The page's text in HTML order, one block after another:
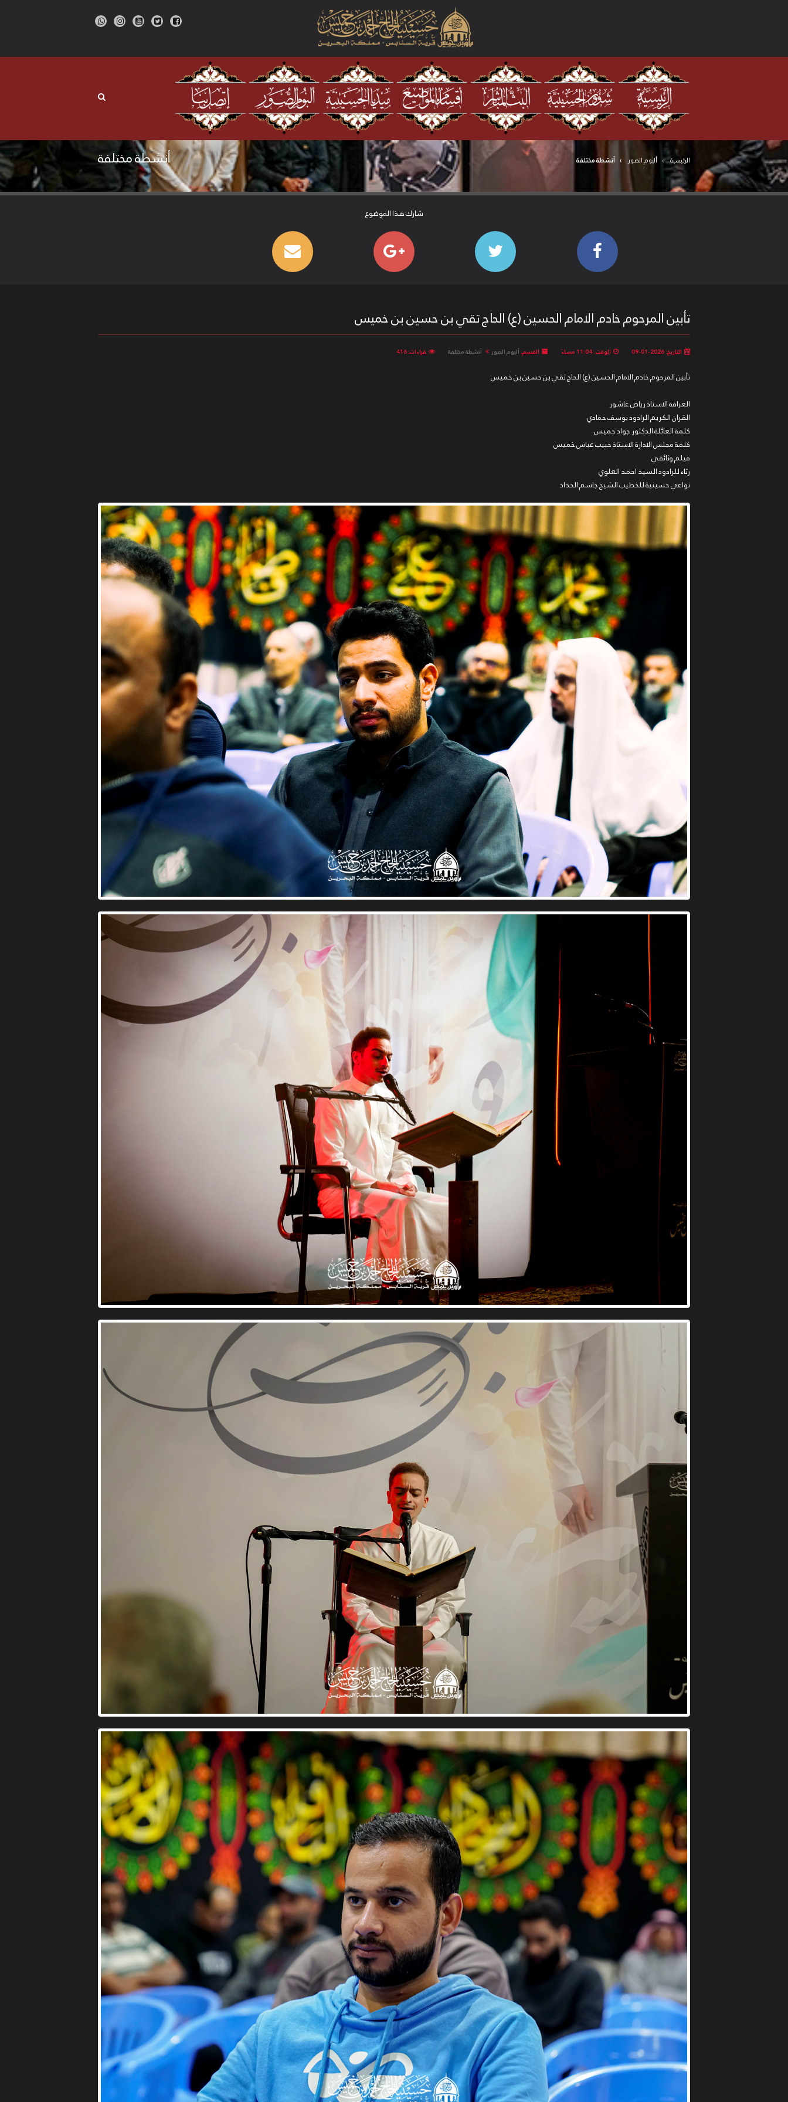
الرئيسية ألبوم الصور أنشطة مختلفة أنشطة مختلفة
شارك هذا الموضوع
تأبين المرحوم خادم الامام الحسين (ع) الحاج تقي بن حسين بن خميس
التاريخ: 2026-01-09 الوقت: 11:04 مساءً القسم: ألبوم الصور أنشطة مختلفة قراءات: 416
تأبين المرحوم خادم الامام الحسين (ع) الحاج تقي بن حسين بن خميس
العرافة الاستاذ رياض عاشور
القران الكريم الرادود يوسف حمادي
كلمة العائلة الدكتور جواد خميس
كلمة مجلس الادارة الاستاذ حبيب عباس خميس
فيلم وثائقي
رثاء للرادود السيد احمد العلوي
نواعي حسينية للخطيب الشيخ جاسم الحداد